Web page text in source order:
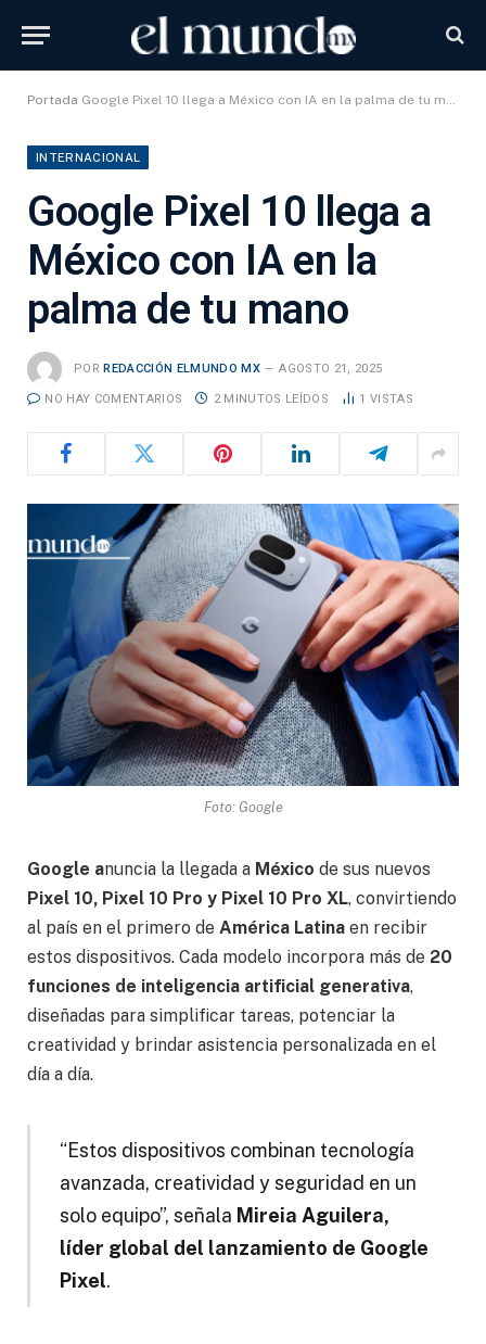
Portada Google Pixel 10 llega a México con IA en la palma de tu mano
INTERNACIONAL
Google Pixel 10 llega a
México con IA en la
palma de tu mano
POR REDACCIÓN ELMUNDO MX AGOSTO 21, 2025
NO HAY COMENTARIOS 2 MINUTOS LEÍDOS 1 VISTAS
Foto: Google
Google anuncia la llegada a México de sus nuevos
Pixel 10, Pixel 10 Pro y Pixel 10 Pro XL, convirtiendo
al país en el primero de América Latina en recibir
estos dispositivos. Cada modelo incorpora más de 20
funciones de inteligencia artificial generativa,
diseñadas para simplificar tareas, potenciar la
creatividad y brindar asistencia personalizada en el
día a día.
“Estos dispositivos combinan tecnología
avanzada, creatividad y seguridad en un
solo equipo”, señala Mireia Aguilera,
líder global del lanzamiento de Google
Pixel.